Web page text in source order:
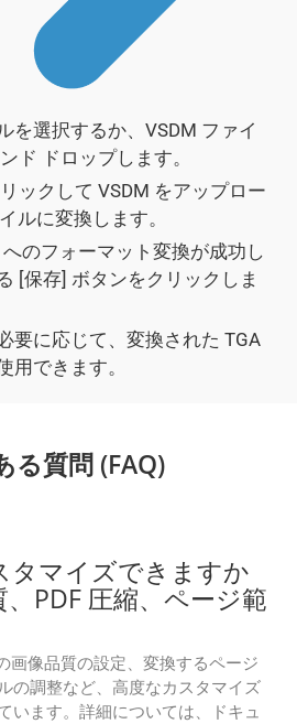
を選択するか、VSDM ファイ
ド ドロップします。
ックして VSDM をアップロー
ルに変換します。
へのフォーマット変換が成功し
[保存] ボタンをクリックしま
要に応じて、変換された TGA
用できます。
る質問 (FAQ)
タマイズできますか
、PDF 圧縮、ページ範
画像品質の設定、変換するページ
の調整など、高度なカスタマイズ
います。詳細については、ドキュ